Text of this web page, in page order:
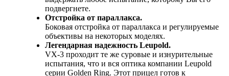
подвергнете.
Отстройка от параллакса.
Боковая отстройка от параллакса и регулируемые
объективы на некоторых моделях.
Легендарная надежность Leupold.
VX-3 проходит те же суровые и изнурительные
испытания, что и вся оптика компании Leupold
серии Golden Ring. Этот прицел готов к